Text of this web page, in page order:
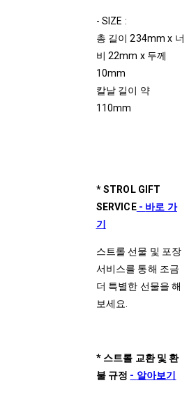
- SIZE :
총 길이 234mm x 너
비 22mm x 두께
10mm
칼날 길이 약
110mm
* STROL GIFT
SERVICE- 바로 가
기
스트롤 선물 및 포장
서비스를 통해 조금
더 특별한 선물을 해
보세요.
* 스트롤 교환 및 환
불 규정 - 알아보기